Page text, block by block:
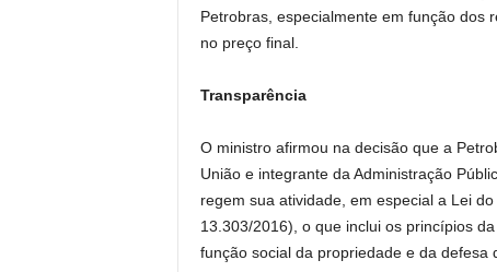
Petrobras, especialmente em função dos
no preço final.
Transparência
O ministro afirmou na decisão que a
União e integrante da Administração
regem sua atividade, em especial a Lei
13.303/2016), o que inclui os princípios
função social da propriedade e da